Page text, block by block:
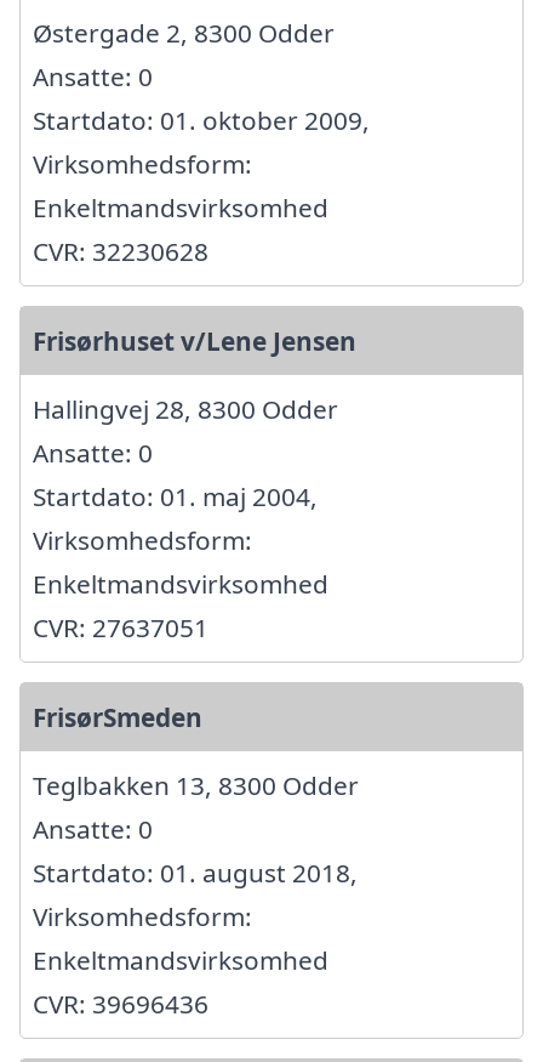
Østergade 2, 8300 Odder
Ansatte: 0
Startdato: 01. oktober 2009,
Virksomhedsform:
Enkeltmandsvirksomhed
CVR: 32230628
Frisørhuset v/Lene Jensen
Hallingvej 28, 8300 Odder
Ansatte: 0
Startdato: 01. maj 2004,
Virksomhedsform:
Enkeltmandsvirksomhed
CVR: 27637051
FrisørSmeden
Teglbakken 13, 8300 Odder
Ansatte: 0
Startdato: 01. august 2018,
Virksomhedsform:
Enkeltmandsvirksomhed
CVR: 39696436